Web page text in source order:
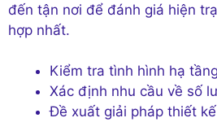
đến tận nơi để đánh giá hiện
hợp nhất.
Kiểm tra tình hình hạ
Xác định nhu cầu về số
Đề xuất giải pháp thiết